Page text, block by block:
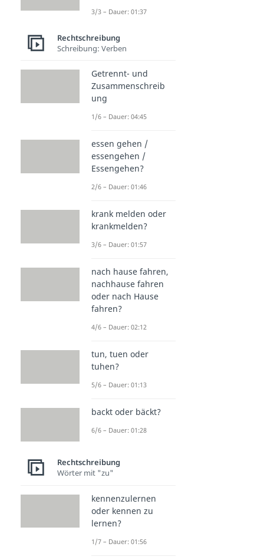
3/3 – Dauer: 01:37
Rechtschreibung
Schreibung: Verben
Getrennt- und
Zusammenschreib
ung
1/6 – Dauer: 04:45
essen gehen /
essengehen /
Essengehen?
2/6 – Dauer: 01:46
krank melden oder
krankmelden?
3/6 – Dauer: 01:57
nach hause fahren,
nachhause fahren
oder nach Hause
fahren?
4/6 – Dauer: 02:12
tun, tuen oder
tuhen?
5/6 – Dauer: 01:13
backt oder bäckt?
6/6 – Dauer: 01:28
Rechtschreibung
Wörter mit "zu"
kennenzulernen
oder kennen zu
lernen?
1/7 – Dauer: 01:56